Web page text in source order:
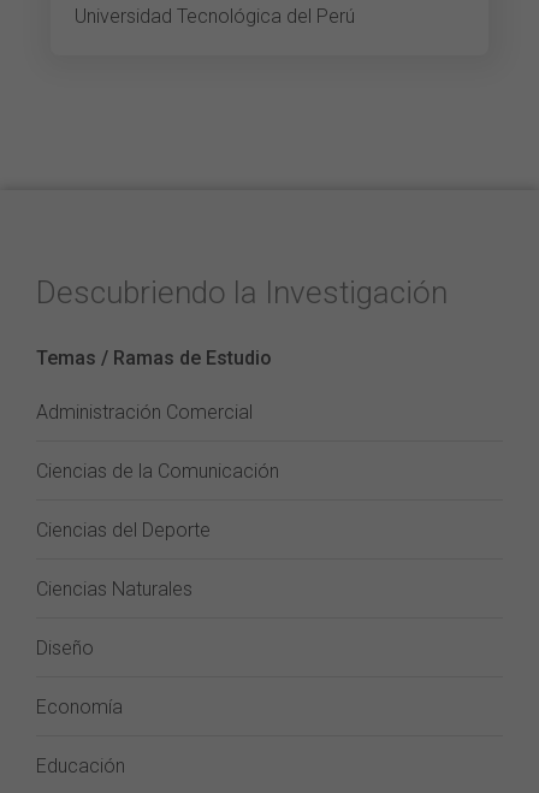
Universidad Tecnológica del Perú
Descubriendo la Investigación
Temas / Ramas de Estudio
Administración Comercial
Ciencias de la Comunicación
Ciencias del Deporte
Ciencias Naturales
Diseño
Economía
Educación